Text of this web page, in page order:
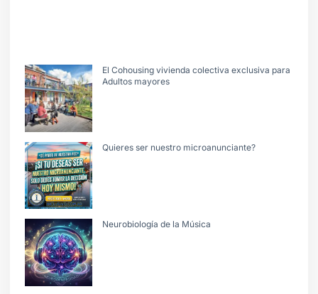
El Cohousing vivienda colectiva exclusiva para
Adultos mayores
Quieres ser nuestro microanunciante?
Neurobiología de la Música